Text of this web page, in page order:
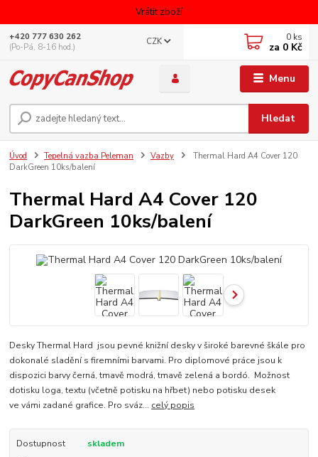
Vrátit zboží
Menu
CZK
Hledat
+420 777 630 262
(Po-Pá, 8-16 hod.)
0 ks
za 0 Kč
Úvod Tepelná vazba Peleman Vazby
Thermal Hard A4 Cover 120
DarkGreen 10ks/balení
Thermal Hard A4 Cover 120
DarkGreen 10ks/balení
Desky Thermal Hard jsou pevné knižní desky v široké barevné škále pro
dokonalé sladění s firemními barvami. Pro diplomové práce jsou k
dispozici barvy černá, tmavě modrá, tmavě zelená a bordó. Možnost
dotisku loga, textu (včetně potisku na hřbet) nebo potisku desek
ve vámi zadané grafice. Pro sváz... celý popis
Dostupnost
skladem